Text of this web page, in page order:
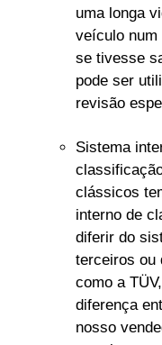
uma longa
veículo num
se tivesse
pode ser
revisão
Sistema
clássicos
interno de
diferir do
terceiros ou
como a
diferença
nosso